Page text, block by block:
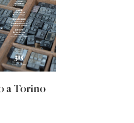
a Torino